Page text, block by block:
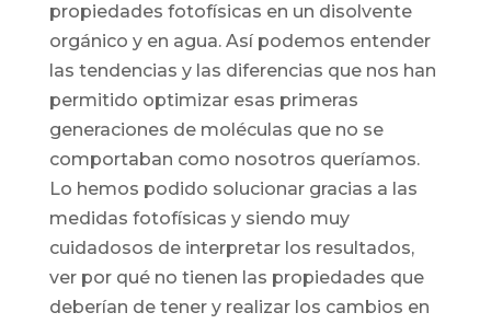
propiedades fotofísicas en un disolvente
orgánico y en agua. Así podemos entender
las tendencias y las diferencias que nos han
permitido optimizar esas primeras
generaciones de moléculas que no se
comportaban como nosotros queríamos.
Lo hemos podido solucionar gracias a las
medidas fotofísicas y siendo muy
cuidadosos de interpretar los resultados,
ver por qué no tienen las propiedades que
deberían de tener y realizar los cambios en